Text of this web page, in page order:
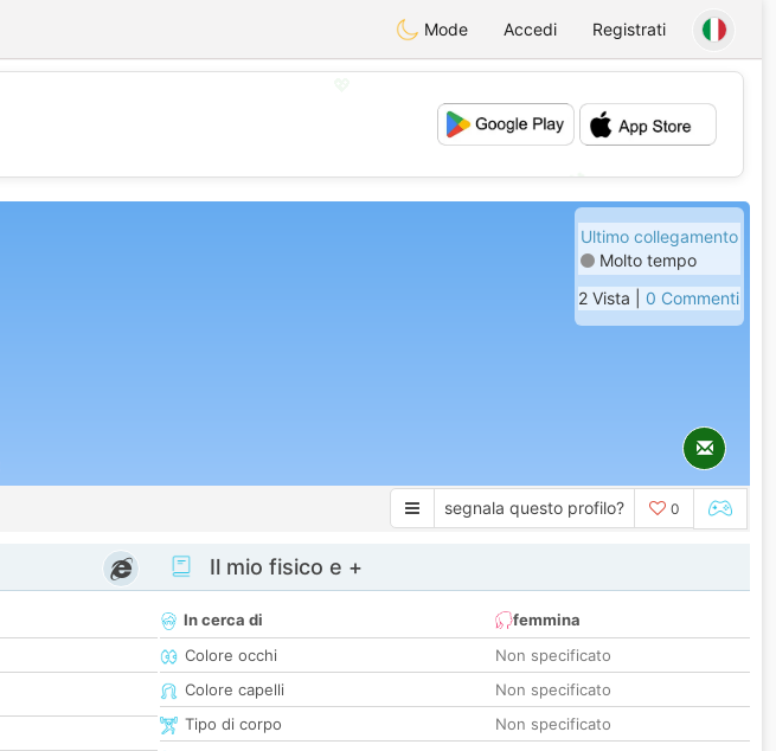
Mode Accedi Registrati
💕
Ultimo collegamento
Molto tempo
2 Vista | 0 Commenti
segnala questo profilo? 0
Il mio fisico e +
In cerca di
femmina
Colore occhi
Non specificato
Colore capelli
Non specificato
Tipo di corpo
Non specificato